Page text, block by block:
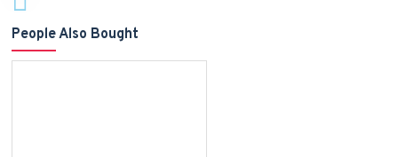
People Also Bought